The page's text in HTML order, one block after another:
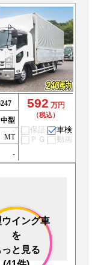
中型
MT
-
592 万円
（税込）
保証
車検
ＰＧ
動画
イング車
を
っと見る